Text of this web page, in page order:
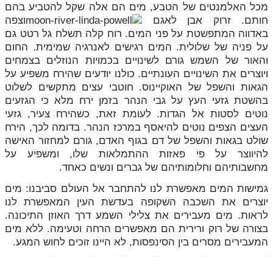
מכל האלמנטים של הטבע, מים הם אלה שקל להטביע בהם
חותם. זרוק אבן לאגם
וצפה
באדווה המתפשטת על פני המים. רוח קלה תשלח גל רטט גם
על פניה של שלולית. המים רגישים לאנרגיה שמימית. החום
והאור של השמש גורם לשינויים בכמויות הנוזלים בצמחים
ויוצרים את השינויים העונתיים. כולנו יודעים שהירח משפיע על
הגאות והשפל של האוקיינוס. חוטבי עצים מתקשים לשלוט
בהשטת גזעי העץ על גבי הנהר בזמן ירח מלא כי הגזעים
נוטים לסטות אל הגדות. לעומת זאת, כשהירח צעיר, גזעי
העצים הצפים נוטים להיאסף במרכז הנהר. בדומה לכך, הירח
שולט בגאות והשפל של דם בגוף האדם, גורם למחזור האישה
להיווצר על פי פאזות ההתמלאות שלו, ומשפיע על
מחשבותיהם וחלומותיהם של גברים ונשים כאחד.
גמישות המים מאפשרת לנו להתחבר אל העולם סביבנו: מים
יוצרים את השכבה השקופה בעדשת העין המאפשרת לנו
לראות. מים מעבירים את צלילי השמע דרך האוזן התיכונה.
בצורה של רוק ורירית הם מאפשרים הרחה וטעימה. ללא מים
המעבירים מסרים בין הסינפסות, לא היינו זוכים לחוש המגע.